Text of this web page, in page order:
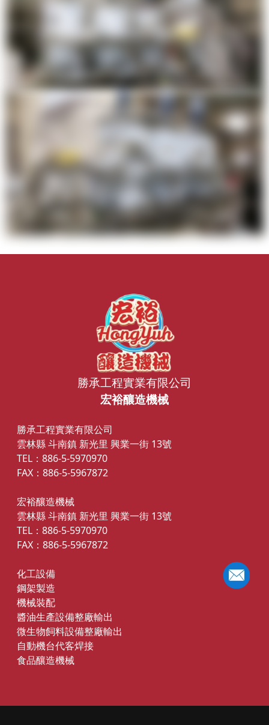
勝承工程實業有限公司
宏裕釀造機械
勝承工程實業有限公司
雲林縣 斗南鎮 新光里 興業一街 13號
TEL：886-5-5970970
FAX：886-5-5967872
宏裕釀造機械
雲林縣 斗南鎮 新光里 興業一街 13號
TEL：886-5-5970970
FAX：886-5-5967872
化工設備
鋼架製造
機械裝配
醬油生產設備整廠輸出
微生物飼料設備整廠輸出
自動機台代客焊接
食品釀造機械